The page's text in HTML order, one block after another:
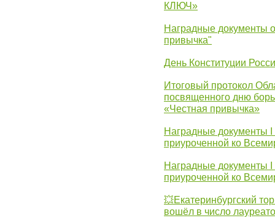
КЛЮЧ»
Наградные документы
привычка"
День Конституции
Итоговый протокол
посвященного дню
«Честная привычка»
Наградные документы
приуроченной ко
Наградные документы
приуроченной ко
💥Екатеринбургский
вошёл в число